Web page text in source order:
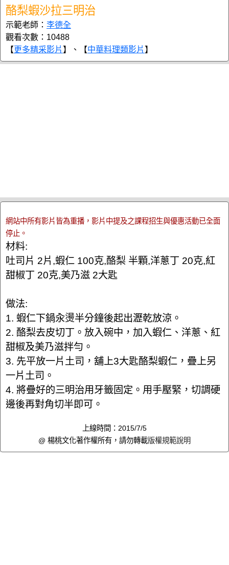
酪梨蝦沙拉三明治
示範老師： 李德全
觀看次數：10488
【更多精采影片 】、【中華料理類影片 】
網站中所有影片皆為重播，影片中提及之課程招生與優惠活動已全面
停止。
材料:
吐司片 2片,蝦仁 100克,酪梨 半顆,洋蔥丁 20克,紅
甜椒丁 20克,美乃滋 2大匙
做法:
1. 蝦仁下鍋汆燙半分鐘後起出瀝乾放涼。
2. 酪梨去皮切丁。放入碗中，加入蝦仁、洋蔥、紅
甜椒及美乃滋拌勻。
3. 先平放一片土司，舖上3大匙酪梨蝦仁，疊上另
一片土司。
4. 將疊好的三明治用牙籤固定。用手壓緊，切調硬
邊後再對角切半即可。
上線時間：2015/7/5
@ 楊桃文化著作權所有，請勿轉載版權規範說明